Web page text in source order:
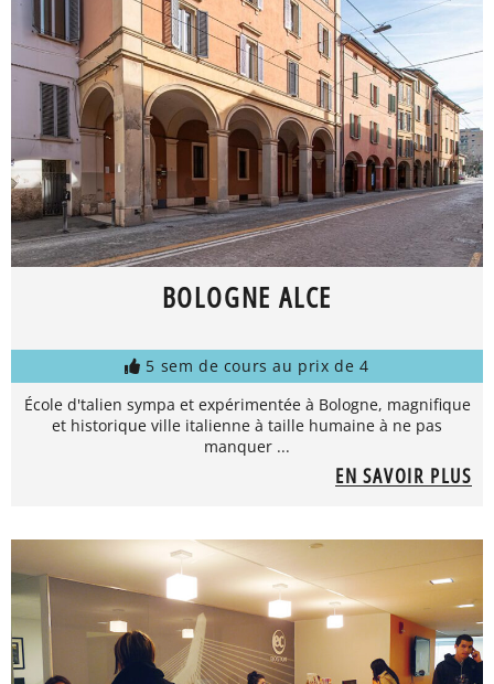
BOLOGNE ALCE
5 sem de cours au prix de 4
École d'talien sympa et expérimentée à Bologne, magnifique
et historique ville italienne à taille humaine à ne pas
manquer ...
EN SAVOIR PLUS